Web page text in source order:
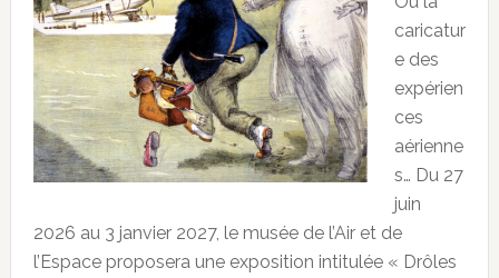
caricatur
e des
expérien
ces
aérienne
s… Du 27
juin
2026 au 3 janvier 2027, le musée de l’Air et de
l’Espace proposera une exposition intitulée « Drôles